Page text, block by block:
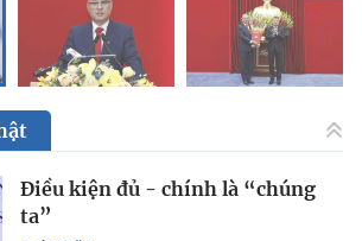
Điều kiện đủ - chính là “chúng
ta”